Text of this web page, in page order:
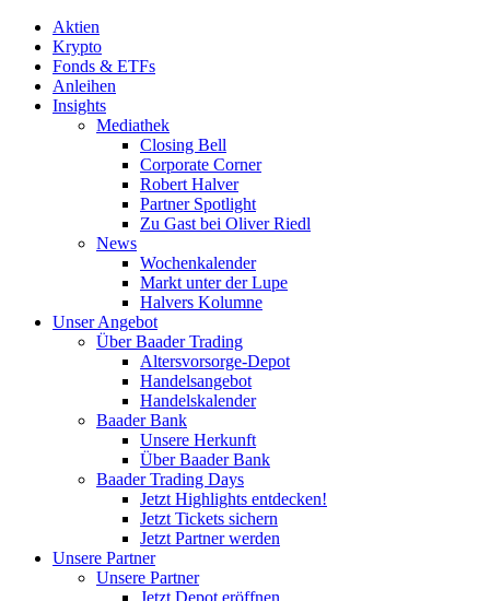
Aktien
Krypto
Fonds & ETFs
Anleihen
Insights
Mediathek
Closing Bell
Corporate Corner
Robert Halver
Partner Spotlight
Zu Gast bei Oliver Riedl
News
Wochenkalender
Markt unter der Lupe
Halvers Kolumne
Unser Angebot
Über Baader Trading
Altersvorsorge-Depot
Handelsangebot
Handelskalender
Baader Bank
Unsere Herkunft
Über Baader Bank
Baader Trading Days
Jetzt Highlights entdecken!
Jetzt Tickets sichern
Jetzt Partner werden
Unsere Partner
Unsere Partner
Jetzt Depot eröffnen